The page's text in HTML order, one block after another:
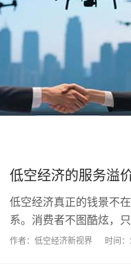
低空经济的服务溢
低空经济真正的钱景不
系。消费者不图酷炫，
力才撑得起溢价。政策
作者：低空经济新视界 时间